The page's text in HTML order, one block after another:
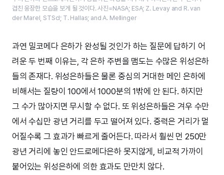
겹친 웅장한 모습을 보게 될 것이다. 사진=NASA; ESA; Z. Levay and R. van
der Marel, STScI; T. Hallas; and A. Mellinger
과연 밀코메다 은하가 완성될 것인가 하는 질문에 답하기 어
려운 두 번째 이유는, 각 은하 주변을 맴도는 수많은 위성은하
들의 존재다. 위성은하들은 물론 중심의 거대한 메인 은하에
비해서는 질량이 100에서 1000분의 1밖에 안 된다. 하지만
그 수가 많아지면 무시할 수 없다. 또 위성은하들은 겨우 수만
에서 수십만 광년 거리를 두고 떨어져 있다. 중력은 거리가 멀
어질수록 그 효과가 빠르게 줄어든다. 따라서 훨씬 먼 250만
광년 거리에 놓인 안드로메다은하 못지않게, 비교적 가까이
붙어있는 위성은하에 의한 효과도 만만치 않다.